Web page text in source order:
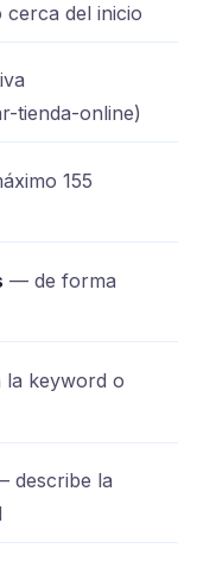
del inicio
tienda-online)
155
— de forma
keyword o
describe la